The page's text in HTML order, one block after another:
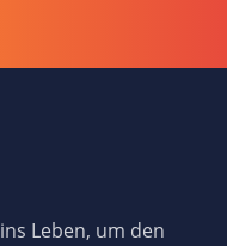
ins Leben, um den